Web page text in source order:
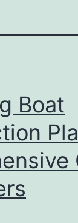
Boat